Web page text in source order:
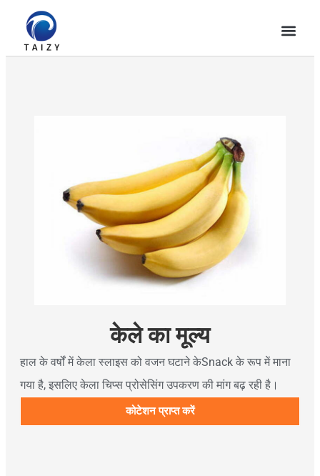
केले का मूल्य
हाल के वर्षों में केला स्लाइस को वजन घटाने केSnack के रूप में माना
गया है, इसलिए केला चिप्स प्रोसेसिंग उपकरण की मांग बढ़ रही है।
कोटेशन प्राप्त करें